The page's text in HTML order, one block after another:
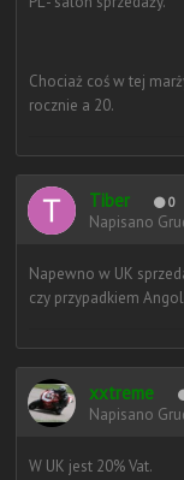
Chociaż coś w tej
rocznie a 20.
Tiber 0
Napisano
Napewno w UK
czy przypadkiem
xxtreme
Napisano
W UK jest 20% Vat.